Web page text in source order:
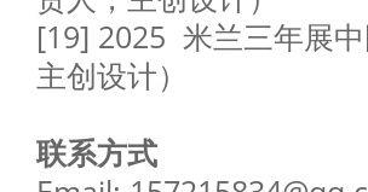
[19] 2025 米兰三年展
主创设计）
联系方式